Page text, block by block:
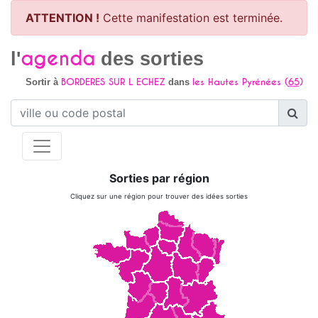
ATTENTION ! Cette manifestation est terminée.
l'agenda des sorties
Sortir à BORDERES SUR L ECHEZ dans les Hautes Pyrénées (65)
Sorties par région
Cliquez sur une région pour trouver des idées sorties